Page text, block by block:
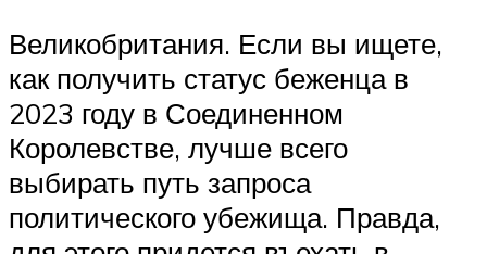
Великобритания. Если вы ищете,
как получить статус беженца в
2023 году в Соединенном
Королевстве, лучше всего
выбирать путь запроса
политического убежища. Правда,